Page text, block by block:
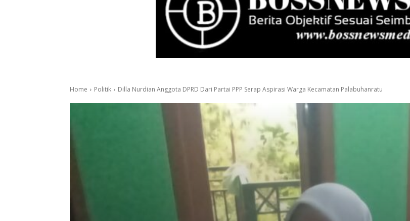
Home Politik Dilla Nurdian Anggota DPRD Dari Partai PPP Serap Aspirasi Warga Kecamatan Palabuhanratu